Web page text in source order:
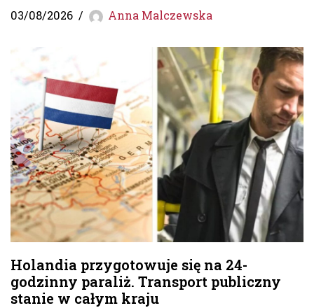
03/08/2026 Anna Malczewska
Holandia przygotowuje się na 24-
godzinny paraliż. Transport publiczny
stanie w całym kraju